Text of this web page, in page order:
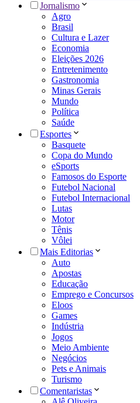
Jornalismo
Agro
Brasil
Cultura e Lazer
Economia
Eleições 2026
Entretenimento
Gastronomia
Minas Gerais
Mundo
Política
Saúde
Esportes
Basquete
Copa do Mundo
eSports
Famosos do Esporte
Futebol Nacional
Futebol Internacional
Lutas
Motor
Tênis
Vôlei
Mais Editorias
Auto
Apostas
Educação
Emprego e Concursos
Eloos
Games
Indústria
Jogos
Meio Ambiente
Negócios
Pets e Animais
Turismo
Comentaristas